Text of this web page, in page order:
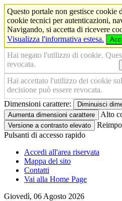
Questo portale non gestisce cookie
cookie tecnici per autenticazioni,
Navigando, si accetta di ricevere
Visualizza l'informativa estesa.
Hai negato l'utilizzo di cookie.
revocata.
Hai accettato l'utilizzo dei cookie
decisione può essere revocata.
Dimensioni carattere:
Diminuisci
Aumenta dimensioni carattere
Alto
Versione a contrasto elevato
Pulsanti di accesso rapido
Accedi all'area riservata
Mappa del sito
Contatti
Vai alla Home Page
Giovedì, 06 Agosto 2026